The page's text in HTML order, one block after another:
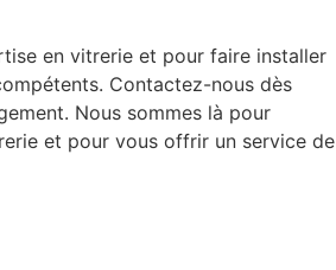
en vitrerie et pour faire installer
Contactez-nous dès
Nous sommes là pour
et pour vous offrir un service de